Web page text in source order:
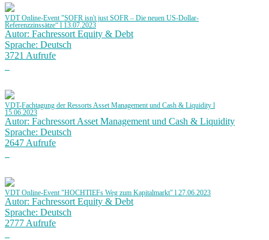
VDT Online-Event "SOFR isn't just SOFR – Die neuen US-Dollar-
Referenzzinssätze“ l 13.07.2023
Autor: Fachressort Equity & Debt
Sprache: Deutsch
3721 Aufrufe
VDT-Fachtagung der Ressorts Asset Management und Cash & Liquidity l
15.06.2023
Autor: Fachressort Asset Management und Cash & Liquidity
Sprache: Deutsch
2647 Aufrufe
VDT Online-Event "HOCHTIEFs Weg zum Kapitalmarkt" l 27.06.2023
Autor: Fachressort Equity & Debt
Sprache: Deutsch
2777 Aufrufe